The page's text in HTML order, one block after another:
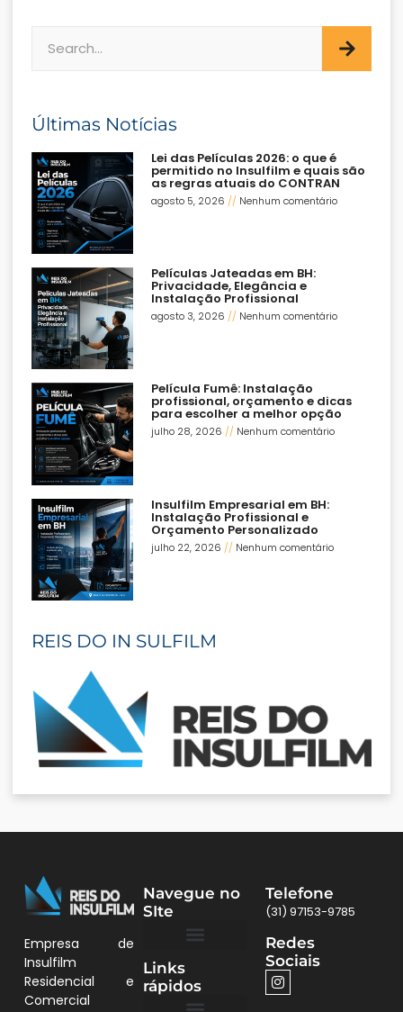
Últimas Notícias
Lei das Películas 2026: o que é
permitido no Insulfilm e quais são
as regras atuais do CONTRAN
agosto 5, 2026 Nenhum comentário
Películas Jateadas em BH:
Privacidade, Elegância e
Instalação Profissional
agosto 3, 2026 Nenhum comentário
Película Fumê: Instalação
profissional, orçamento e dicas
para escolher a melhor opção
julho 28, 2026 Nenhum comentário
Insulfilm Empresarial em BH:
Instalação Profissional e
Orçamento Personalizado
julho 22, 2026 Nenhum comentário
REIS DO IN SULFILM
Empresa de
Insulfilm
Residencial e
Comercial
Navegue no
SIte
Links
rápidos
Telefone
(31) 97153-9785
Redes
Sociais